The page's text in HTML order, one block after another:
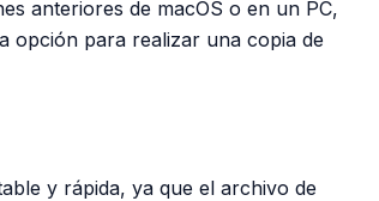
anteriores de macOS o en un PC,
opción para realizar una copia de
y rápida, ya que el archivo de